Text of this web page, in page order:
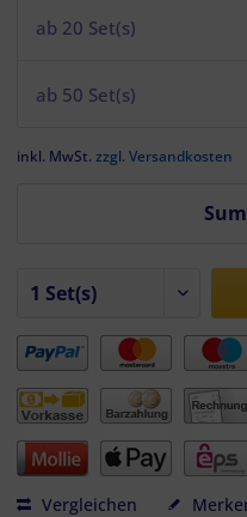
ab 20 Set(s)
ab 50 Set(s)
inkl. MwSt.zzgl. Versandkosten
Vergleichen